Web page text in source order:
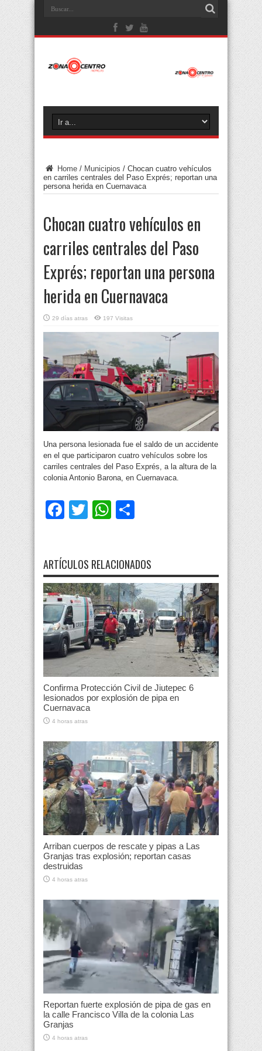
Home / Municipios / Chocan cuatro vehículos
en carriles centrales del Paso Exprés; reportan una
persona herida en Cuernavaca
Chocan cuatro vehículos en
carriles centrales del Paso
Exprés; reportan una persona
herida en Cuernavaca
29 días atras 197 Visitas
Una persona lesionada fue el saldo de un accidente
en el que participaron cuatro vehículos sobre los
carriles centrales del Paso Exprés, a la altura de la
colonia Antonio Barona, en Cuernavaca.
Facebook
TwitterWhatsApp
ARTÍCULOS RELACIONADOS
Confirma Protección Civil de Jiutepec 6
lesionados por explosión de pipa en
Cuernavaca
4 horas atras
Arriban cuerpos de rescate y pipas a Las
Granjas tras explosión; reportan casas
destruidas
4 horas atras
Reportan fuerte explosión de pipa de gas en
la calle Francisco Villa de la colonia Las
Granjas
4 horas atras